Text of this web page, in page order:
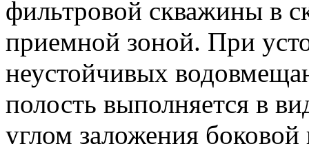
фильтровой скважины в
приемной зоной. При
неустойчивых
полость выполняется в
углом заложения